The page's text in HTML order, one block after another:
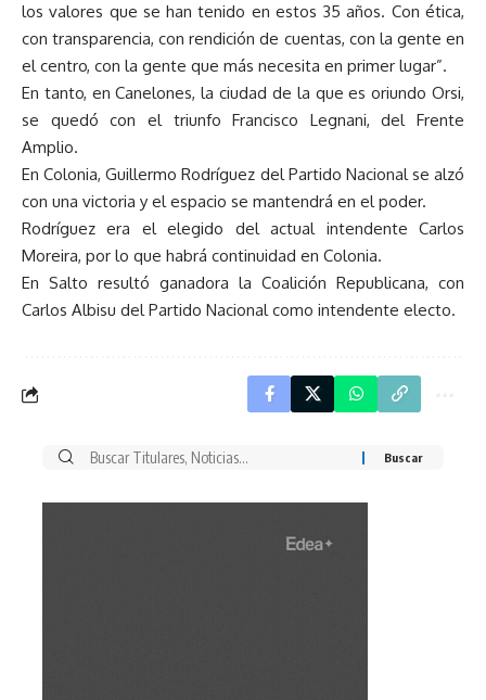
los valores que se han tenido en estos 35 años. Con ética,
con transparencia, con rendición de cuentas, con la gente en
el centro, con la gente que más necesita en primer lugar”.
En tanto, en Canelones, la ciudad de la que es oriundo Orsi,
se quedó con el triunfo Francisco Legnani, del Frente
Amplio.
En Colonia, Guillermo Rodríguez del Partido Nacional se alzó
con una victoria y el espacio se mantendrá en el poder.
Rodríguez era el elegido del actual intendente Carlos
Moreira, por lo que habrá continuidad en Colonia.
En Salto resultó ganadora la Coalición Republicana, con
Carlos Albisu del Partido Nacional como intendente electo.
Buscar